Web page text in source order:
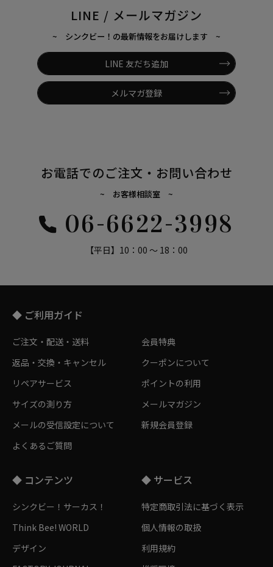
LINE / メールマガジン
~ シンクビー！の最新情報をお届けします ~
LINE 友だち追加
メルマガ登録
お電話でのご注文・お問い合わせ
~ お客様相談室 ~
06-6622-3998
【平日】10：00 ～ 18：00
◆ ご利用ガイド
ご注文・配送・送料
返品・交換・キャンセル
リペアサービス
サイズの測り方
メールの受信設定について
よくあるご質問
会員特典
クーポンについて
ポイントの利用
メールマガジン
新規会員登録
◆ コンテンツ
シンクビー！サーカス！
Think Bee! WORLD
デザイン
◆ サービス
特定商取引法に基づく表示
個人情報の取扱
利用規約